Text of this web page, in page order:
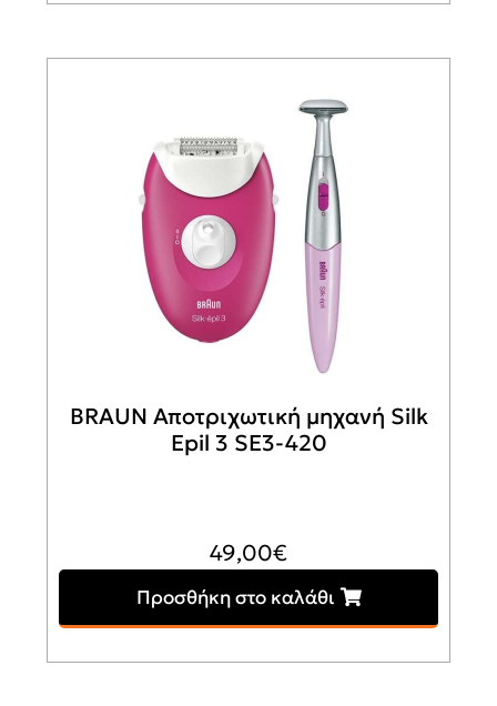
BRAUN Αποτριχωτική μηχανή Silk
Epil 3 SE3-420
49,00€
Προσθήκη στο καλάθι